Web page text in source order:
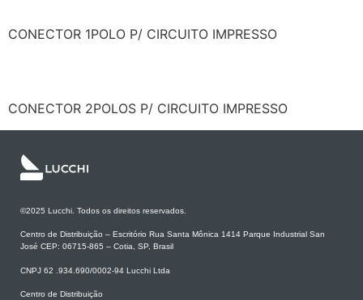
CONECTOR 1POLO P/ CIRCUITO IMPRESSO
CONECTOR 2POLOS P/ CIRCUITO IMPRESSO
©2025 Lucchi. Todos os direitos reservados.
Centro de Distribuição – Escritório Rua Santa Mônica 1414 Parque Industrial San
José CEP: 06715-865 – Cotia, SP, Brasil
CNPJ 62 .934.690/0002-94 Lucchi Ltda
Centro de Distribuição